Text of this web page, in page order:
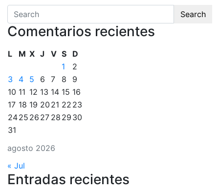
Search
Comentarios recientes
agosto 2026
L M X J V S
D
1
2
3
4 5 6 7 8
9
10 11 12 13 14 15 16
17 18 19 20 21 22 23
2425 26 27 28 29 30
31
« Jul
Entradas recientes